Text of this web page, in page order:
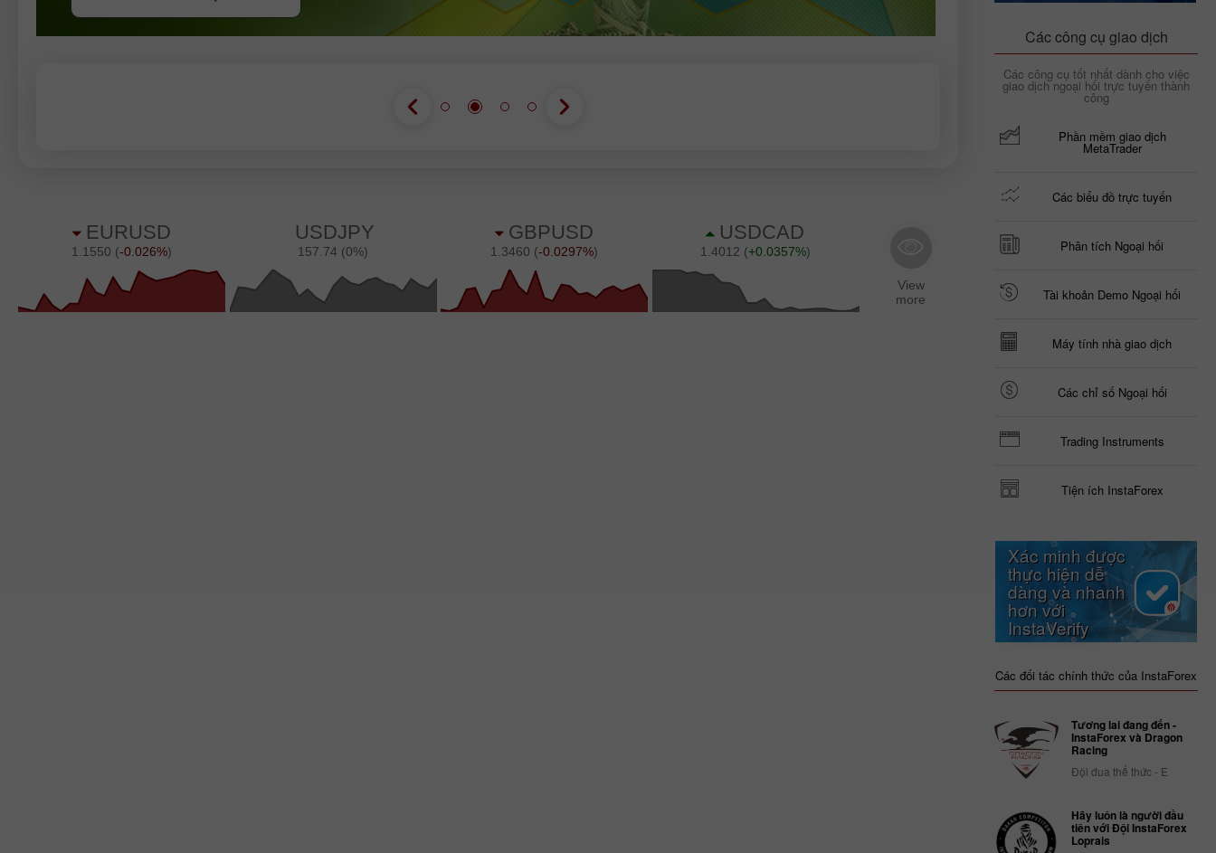
Các công cụ giao dịch
Các công cụ tốt nhất dành cho việc
giao dịch ngoại hối trực tuyến thành
công
Phần mềm giao dịch
MetaTrader
Các biểu đồ trực tuyến
Phân tích Ngoại hối
Tài khoản Demo Ngoại hối
Máy tính nhà giao dịch
Các chỉ số Ngoại hối
Trading Instruments
Tiện ích InstaForex
Xác minh được
thực hiện dễ
dàng và nhanh
hơn với
InstaVerify
Các đối tác chính thức của InstaForex
Tương lai đang đến -
InstaForex và Dragon
Racing
Đội đua thể thức - E
Hãy luôn là người đầu
tiên với Đội InstaForex
Loprais